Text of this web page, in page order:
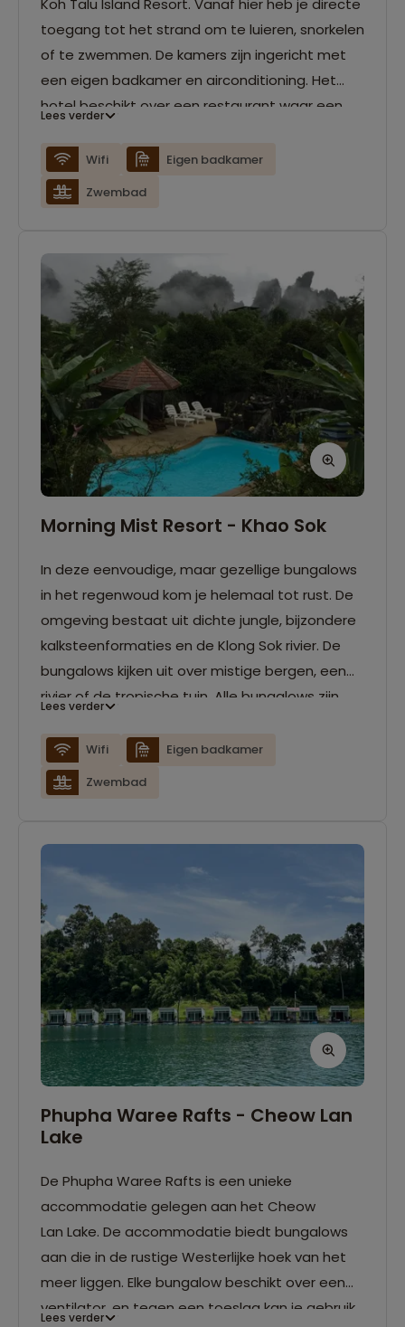
Koh Talu Island Resort. Vanaf hier heb je directe
toegang tot het strand om te luieren, snorkelen
of te zwemmen. De kamers zijn ingericht met
een eigen badkamer en airconditioning. Het
hotel beschikt over een restaurant waar een
Lees verder
Wifi
Eigen badkamer
Zwembad
Morning Mist Resort - Khao Sok
In deze eenvoudige, maar gezellige bungalows
in het regenwoud kom je helemaal tot rust. De
omgeving bestaat uit dichte jungle, bijzondere
kalksteenformaties en de Klong Sok rivier. De
bungalows kijken uit over mistige bergen, een
rivier of de tropische tuin. Alle bungalows zijn
een klamboe.
Lees verder
Wifi
Eigen badkamer
Zwembad
Phupha Waree Rafts - Cheow Lan
Lake
De Phupha Waree Rafts is een unieke
accommodatie gelegen aan het Cheow
Lan Lake. De accommodatie biedt bungalows
aan die in de rustige Westerlijke hoek van het
meer liggen. Elke bungalow beschikt over een
ventilator, en tegen een toeslag kan je gebruik
Lees verder